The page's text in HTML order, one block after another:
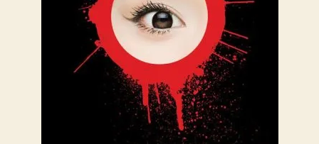
u
M
u
r
a
k
a
m